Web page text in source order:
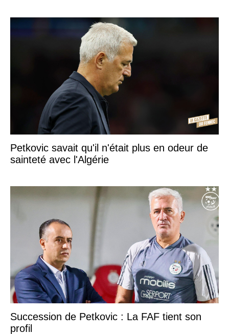
Petkovic savait qu'il n'était plus en odeur de
sainteté avec l'Algérie
Succession de Petkovic : La FAF tient son
profil